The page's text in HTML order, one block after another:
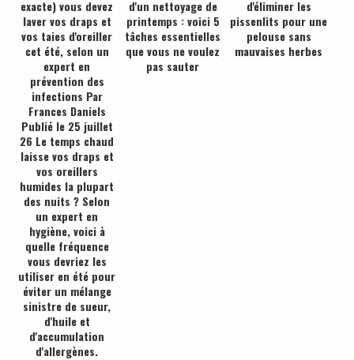
exacte) vous devez
laver vos draps et
vos taies d'oreiller
cet été, selon un
expert en
prévention des
infections Par
Frances Daniels
Publié le 25 juillet
26 Le temps chaud
laisse vos draps et
vos oreillers
humides la plupart
des nuits ? Selon
un expert en
hygiène, voici à
quelle fréquence
vous devriez les
utiliser en été pour
éviter un mélange
sinistre de sueur,
d'huile et
d'accumulation
d'allergènes.
d'un nettoyage de
printemps : voici 5
tâches essentielles
que vous ne voulez
pas sauter
d'éliminer les
pissenlits pour une
pelouse sans
mauvaises herbes